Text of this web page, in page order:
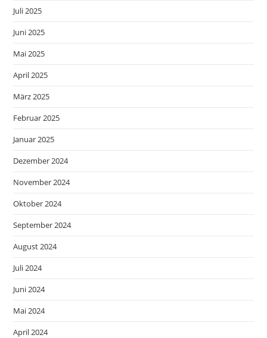
Juli 2025
Juni 2025
Mai 2025
April 2025
März 2025
Februar 2025
Januar 2025
Dezember 2024
November 2024
Oktober 2024
September 2024
August 2024
Juli 2024
Juni 2024
Mai 2024
April 2024